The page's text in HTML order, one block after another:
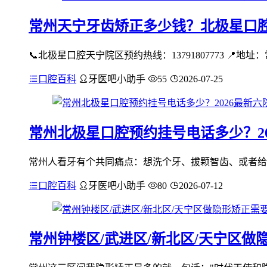
常州天宁牙齿矫正多少钱？北极星口
📞北极星口腔天宁院区预约热线：13791807773 📍地址
口腔百科 牙医吧小助手 55 2026-07-25
常州北极星口腔预约挂号电话多少？
常州人看牙有个共同痛点：想洗个牙、拔颗智齿、或者
口腔百科 牙医吧小助手 80 2026-07-12
常州钟楼区/武进区/新北区/天宁区做